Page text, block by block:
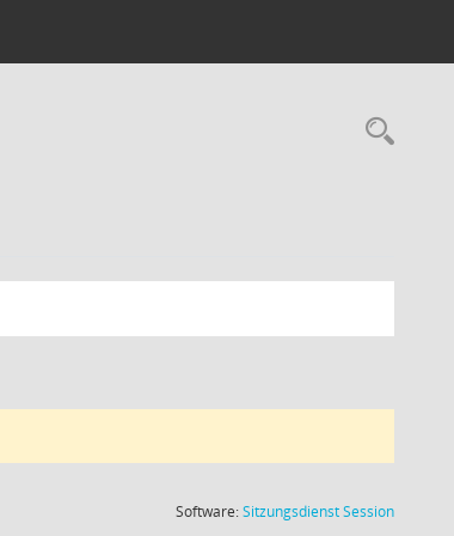
Software:SitzungsdienstSession(Wird in